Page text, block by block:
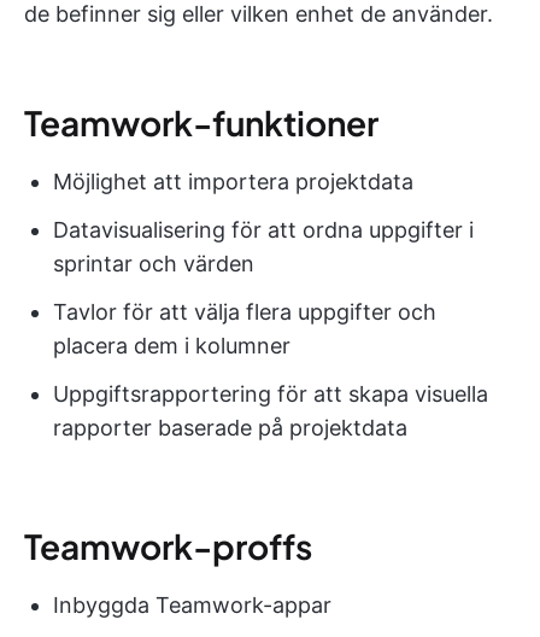
de befinner sig eller vilken enhet de använder.
Teamwork-funktioner
Möjlighet att importera projektdata
Datavisualisering för att ordna uppgifter i
sprintar och värden
Tavlor för att välja flera uppgifter och
placera dem i kolumner
Uppgiftsrapportering för att skapa visuella
rapporter baserade på projektdata
Teamwork-proffs
Inbyggda Teamwork-appar